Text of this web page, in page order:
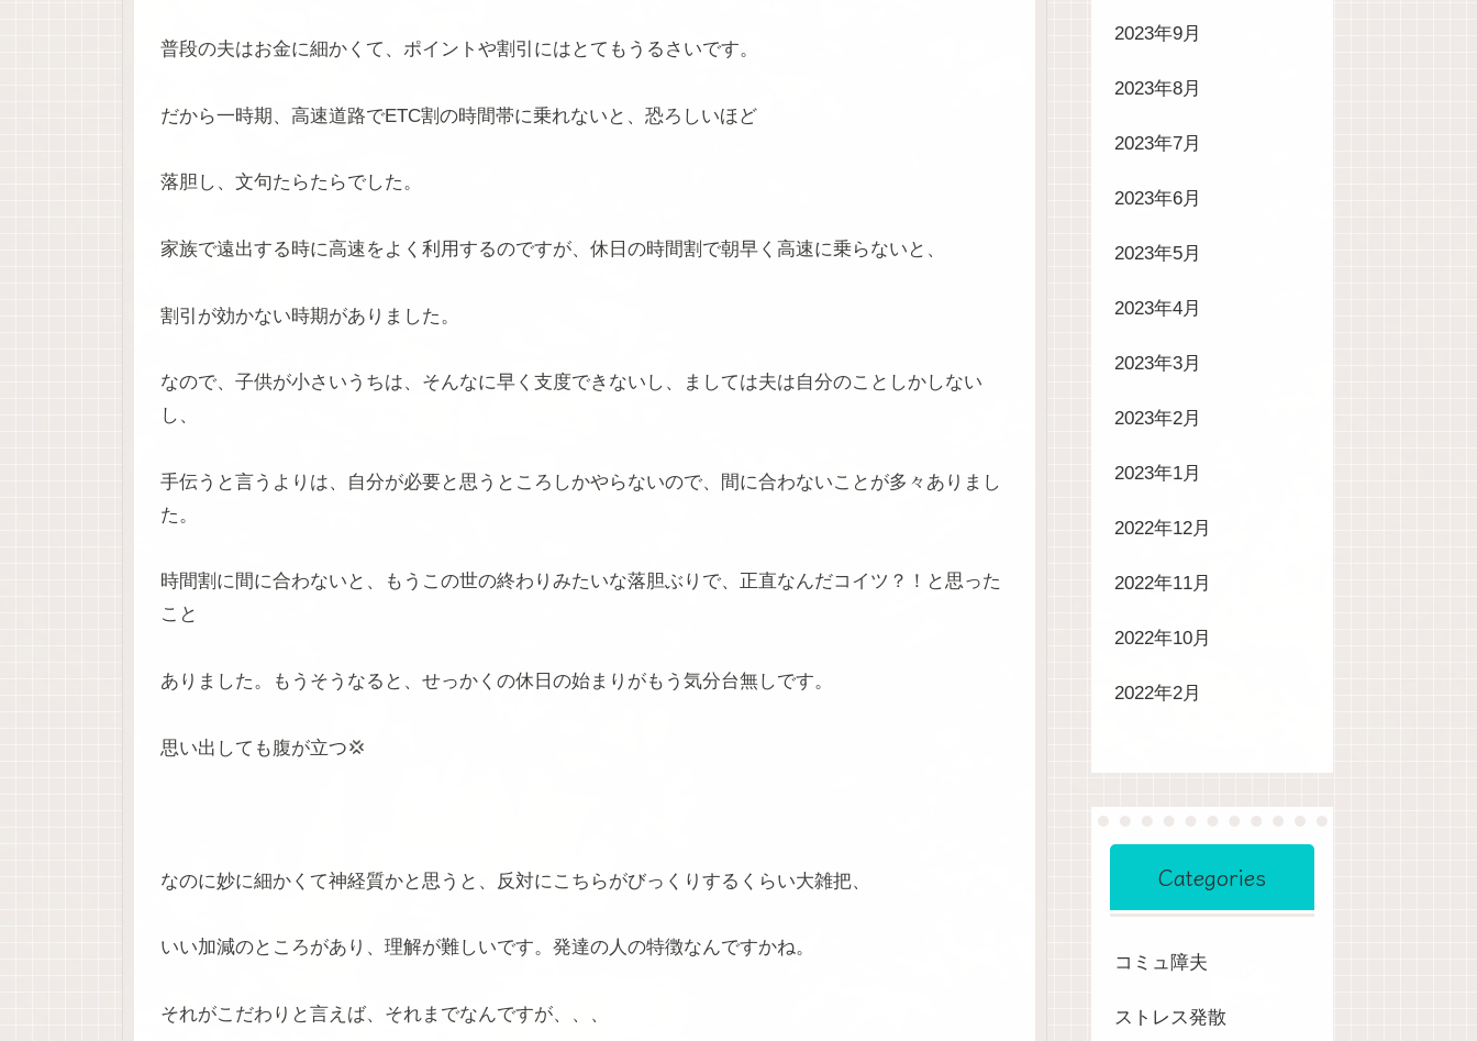
普段の夫はお金に細かくて、ポイントや割引にはとてもうるさいです。
だから一時期、高速道路でETC割の時間帯に乗れないと、恐ろしいほど
落胆し、文句たらたらでした。
家族で遠出する時に高速をよく利用するのですが、休日の時間割で朝早く高速に乗らないと、
割引が効かない時期がありました。
なので、子供が小さいうちは、そんなに早く支度できないし、ましては夫は自分のことしかしない
し、
手伝うと言うよりは、自分が必要と思うところしかやらないので、間に合わないことが多々ありまし
た。
時間割に間に合わないと、もうこの世の終わりみたいな落胆ぶりで、正直なんだコイツ？！と思った
こと
ありました。もうそうなると、せっかくの休日の始まりがもう気分台無しです。
思い出しても腹が立つ💢
なのに妙に細かくて神経質かと思うと、反対にこちらがびっくりするくらい大雑把、
いい加減のところがあり、理解が難しいです。発達の人の特徴なんですかね。
それがこだわりと言えば、それまでなんですが、、、
2023年9月
2023年8月
2023年7月
2023年6月
2023年5月
2023年4月
2023年3月
2023年2月
2023年1月
2022年12月
2022年11月
2022年10月
2022年2月
Categories
コミュ障夫
ストレス発散